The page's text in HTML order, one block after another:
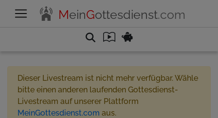
MeinGottesdienst.com
Dieser Livestream ist nicht mehr verfügbar. Wähle
bitte einen anderen laufenden Gottesdienst-
Livestream auf unserer Plattform
MeinGottesdienst.com aus.